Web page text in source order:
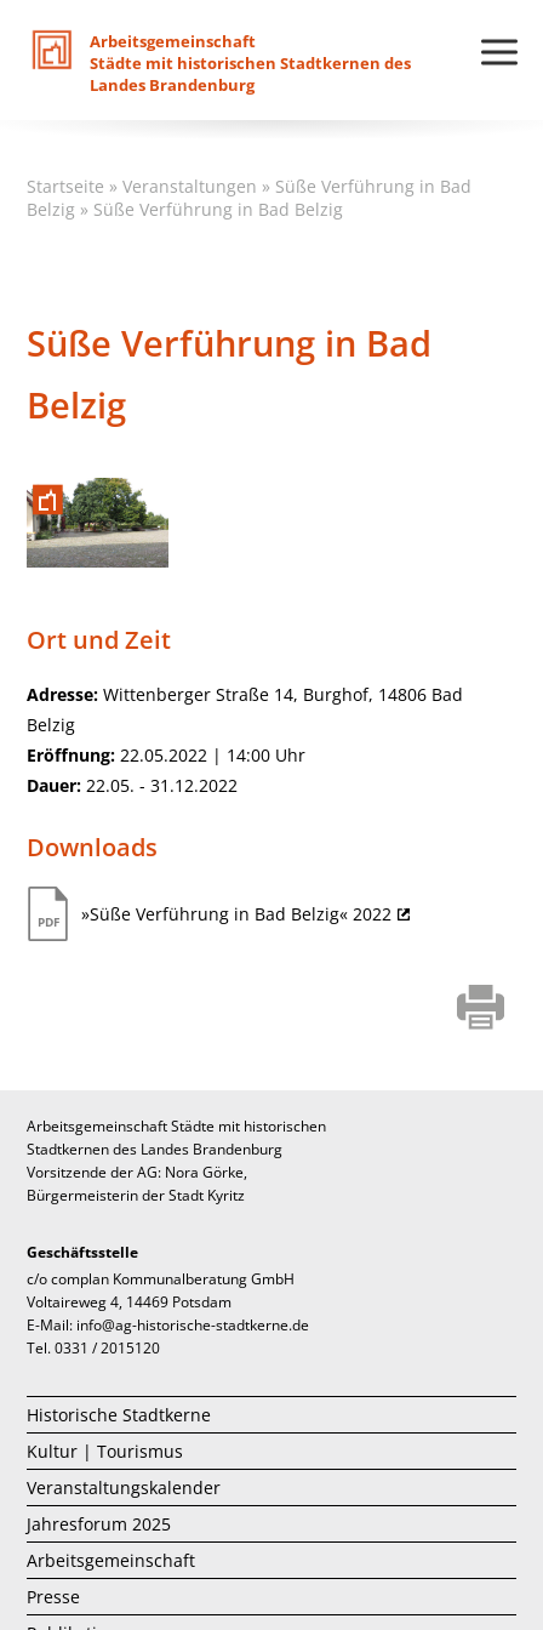
Arbeitsgemeinschaft
Städte mit historischen Stadtkernen des
Landes Brandenburg
Startseite »Veranstaltungen » Süße Verführung in Bad
Belzig » Süße Verführung in Bad Belzig
Süße Verführung in Bad
Belzig
Ort und Zeit
Adresse: Wittenberger Straße 14, Burghof, 14806 Bad
Belzig
Eröffnung: 22.05.2022 | 14:00 Uhr
Dauer: 22.05. - 31.12.2022
Downloads
»Süße Verführung in Bad Belzig« 2022
Arbeitsgemeinschaft Städte mit historischen
Stadtkernen des Landes Brandenburg
Vorsitzende der AG: Nora Görke,
Bürgermeisterin der Stadt Kyritz
Geschäftsstelle
c/o complan Kommunalberatung GmbH
Voltaireweg 4, 14469 Potsdam
E-Mail: info@ag-historische-stadtkerne.de
Tel. 0331 / 2015120
Historische Stadtkerne
Kultur | Tourismus
Veranstaltungskalender
Jahresforum 2025
Arbeitsgemeinschaft
Presse